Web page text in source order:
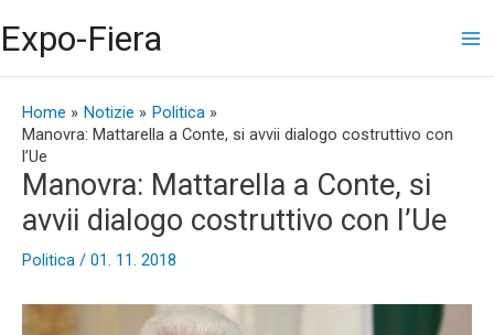
al
contenuto
Expo-Fiera
Home Notizie
Politica
Manovra: Mattarella a Conte, si avvii dialogo costruttivo con
l’Ue
Manovra: Mattarella a Conte, si
avvii dialogo costruttivo con l’Ue
Politica / 01. 11. 2018
articoli